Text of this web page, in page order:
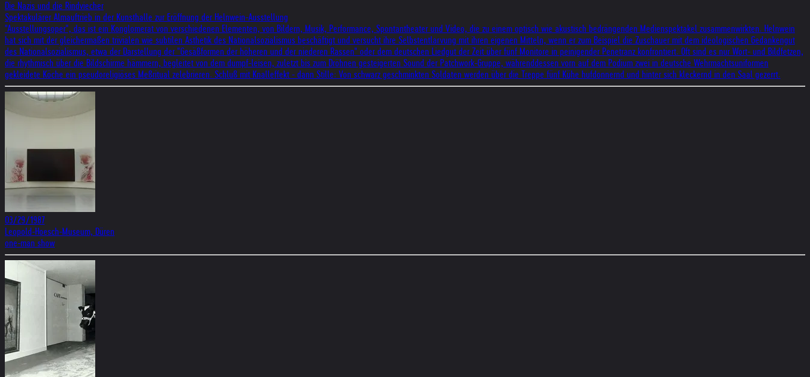
Die Nazis und die Rindviecher
Spektakulärer Almauftrieb in der Kunsthalle zur Eröffnung der Helnwein-Ausstellung
"Ausstellungsoper", das ist ein Konglomerat von verschiedenen Elementen, von Bildern, Musik, Performance, Spontantheater und Video, die zu einem optisch wie akustisch bedrängenden Medienspektakel zusammenwirkten. Helnwein
hat sich mit der gleichermaßen trivialen wie subtilen Ästhetik des Nationalsozialismus beschäftigt und versucht ihre Selbstentlarvung mit ihren eigenen Mitteln, wenn er zum Beispiel die Zuschauer mit dem ideologischen Gedankengut
des Nationalsozialismus, etwa der Darstellung der "Gesäßformen der höheren und der niederen Rassen" oder dem deutschen Liedgut der Zeit über fünf Monitore in peinigender Penetranz konfrontiert. Oft sind es nur Wort- und Bildfetzen,
die rhythmisch über die Bildschirme hämmern, begleitet von dem dumpf-leisen, zuletzt bis zum Dröhnen gesteigerten Sound der Patchwork-Gruppe, währenddessen vorn auf dem Podium zwei in deutsche Wehrmachtsuniformen
gekleidete Köche ein pseudoreligiöses Meßritual zelebrieren. Schluß mit Knalleffekt - dann Stille: Von schwarz geschminkten Soldaten werden über die Treppe fünf Kühe hufdonnernd und hinter sich kleckernd in den Saal gezerrt.
03/29/1987
Leopold-Hoesch-Museum, Düren
one-man show